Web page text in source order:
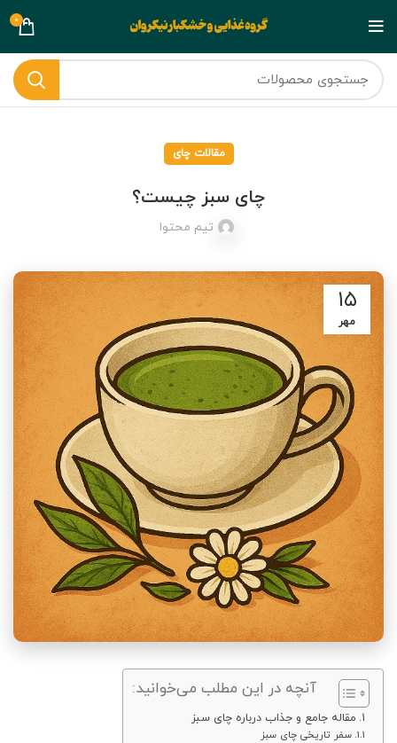
0
مقالات چای
چای سبز چیست؟
تیم محتوا
۱۵
مهر
آنچه در این مطلب می‌خوانید:
مقاله جامع و جذاب درباره چای سبز
سفر تاریخی چای سبز